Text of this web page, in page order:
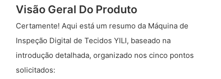
Visão Geral Do Produto
Certamente! Aqui está um resumo da Máquina de
Inspeção Digital de Tecidos YILI, baseado na
introdução detalhada, organizado nos cinco pontos
solicitados: